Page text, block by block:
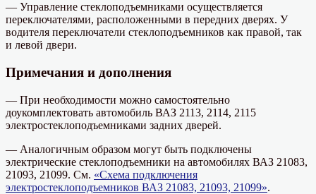
— Управление стеклоподъемниками осуществляется
переключателями, расположенными в передних дверях. У
водителя переключатели стеклоподъемников как правой, так
и левой двери.
Примечания и дополнения
— При необходимости можно самостоятельно
доукомплектовать автомобиль ВАЗ 2113, 2114, 2115
электростеклоподъемниками задних дверей.
— Аналогичным образом могут быть подключены
электрические стеклоподъемники на автомобилях ВАЗ 21083,
21093, 21099. См. «Схема подключения
электростеклоподъемников ВАЗ 21083, 21093, 21099».